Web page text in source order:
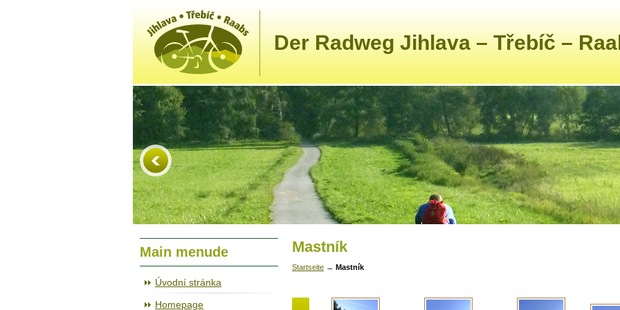
Der Radweg Jihlava – Třebíč –
Main menude
Úvodní stránka
Homepage
Mastník
Startseite → Mastník